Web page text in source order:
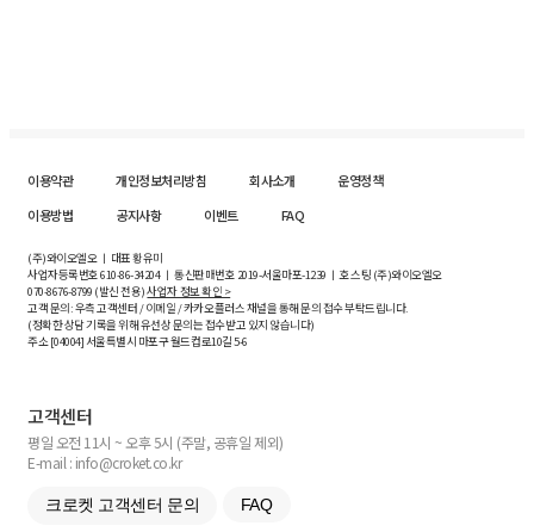
이용약관 개인정보처리방침 회사소개
운영정책
이용방법
공지사항 이벤트 FAQ
(주)와이오엘오 ㅣ 대표 황유미
사업자등록번호610-86-34204ㅣ 통신판매번호 2019-서울마포-1239 ㅣ 호스팅 (주)와이오엘오
070-8676-8799 (발신 전용)사업자 정보 확인 >
고객 문의: 우측 고객센터 / 이메일 / 카카오플러스 채널을 통해 문의 접수 부탁드립니다.
(정확한 상담 기록을 위해 유선상 문의는 접수받고 있지 않습니다)
주소 [04004] 서울특별시 마포구 월드컵로10길5-6
고객센터
평일 오전 11시 ~ 오후 5시 (주말, 공휴일 제외)
E-mail : info@croket.co.kr
크로켓 고객센터 문의 FAQ